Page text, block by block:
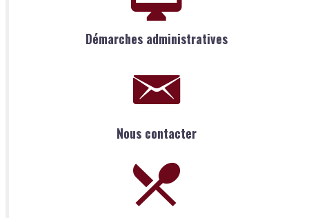
Démarches administratives
Nous contacter